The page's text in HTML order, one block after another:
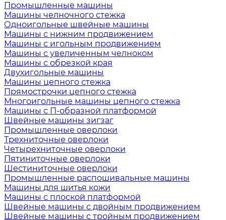
Промышленные машины
Машины челночного стежка
Одноигольные швейные машины
Машины с нижним продвижением
Машины с игольным продвижением
Машины с увеличенным челноком
Машины с обрезкой края
Двухигольные машины
Машины цепного стежка
Прямострочки цепного стежка
Многоигольные машины цепного стежка
Машины с П-образной платформой
Швейные машины зигзаг
Промышленные оверлоки
Трехниточные оверлоки
Четырехниточные оверлоки
Пятиниточные оверлоки
Шестиниточные оверлоки
Промышленные распошивальные машины
Машины для шитья кожи
Машины с плоской платформой
Швейные машины с двойным продвижением
Швейные машины с тройным продвижением